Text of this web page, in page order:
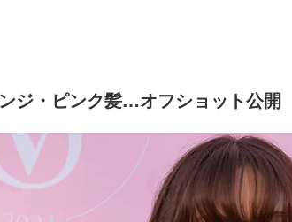
ジ・ピンク髪…オフショット公開